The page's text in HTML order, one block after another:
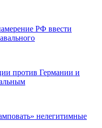
РФ ввести
против Германии и
нелегитимные